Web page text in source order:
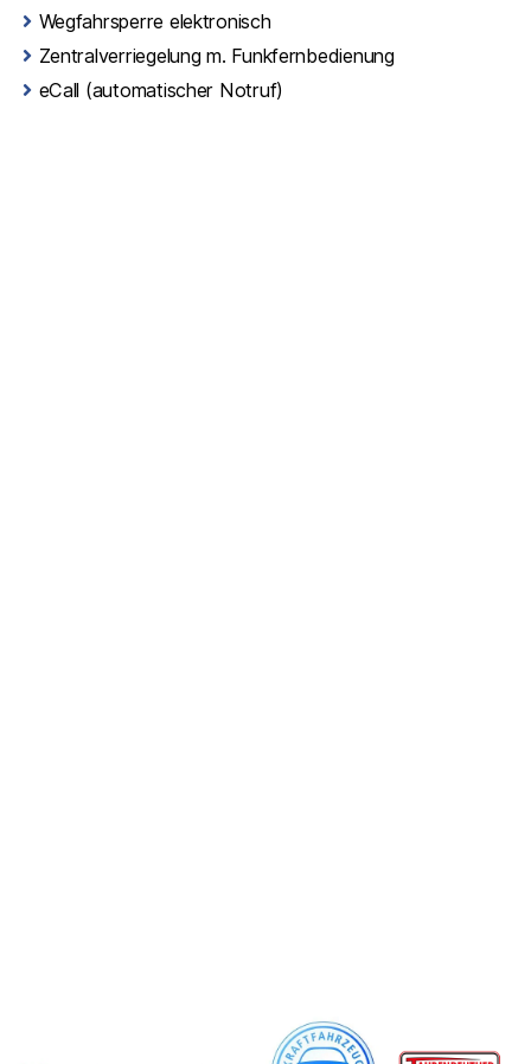
Wegfahrsperre elektronisch
Zentralverriegelung m. Funkfernbedienung
eCall (automatischer Notruf)